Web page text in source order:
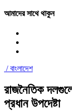
আমাদের সাথে থাকুন
/বাংলাদেশ
রাজনৈতিক
প্রধান উপদেষ্টা